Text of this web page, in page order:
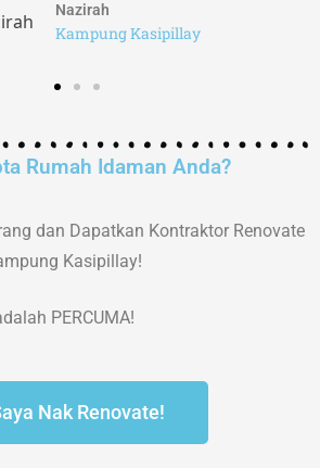
Nazirah
Kampung Kasipillay
Rumah Idaman Anda?
dan Dapatkan Kontraktor Renovate
Kasipillay!
PERCUMA!
Nak Renovate!